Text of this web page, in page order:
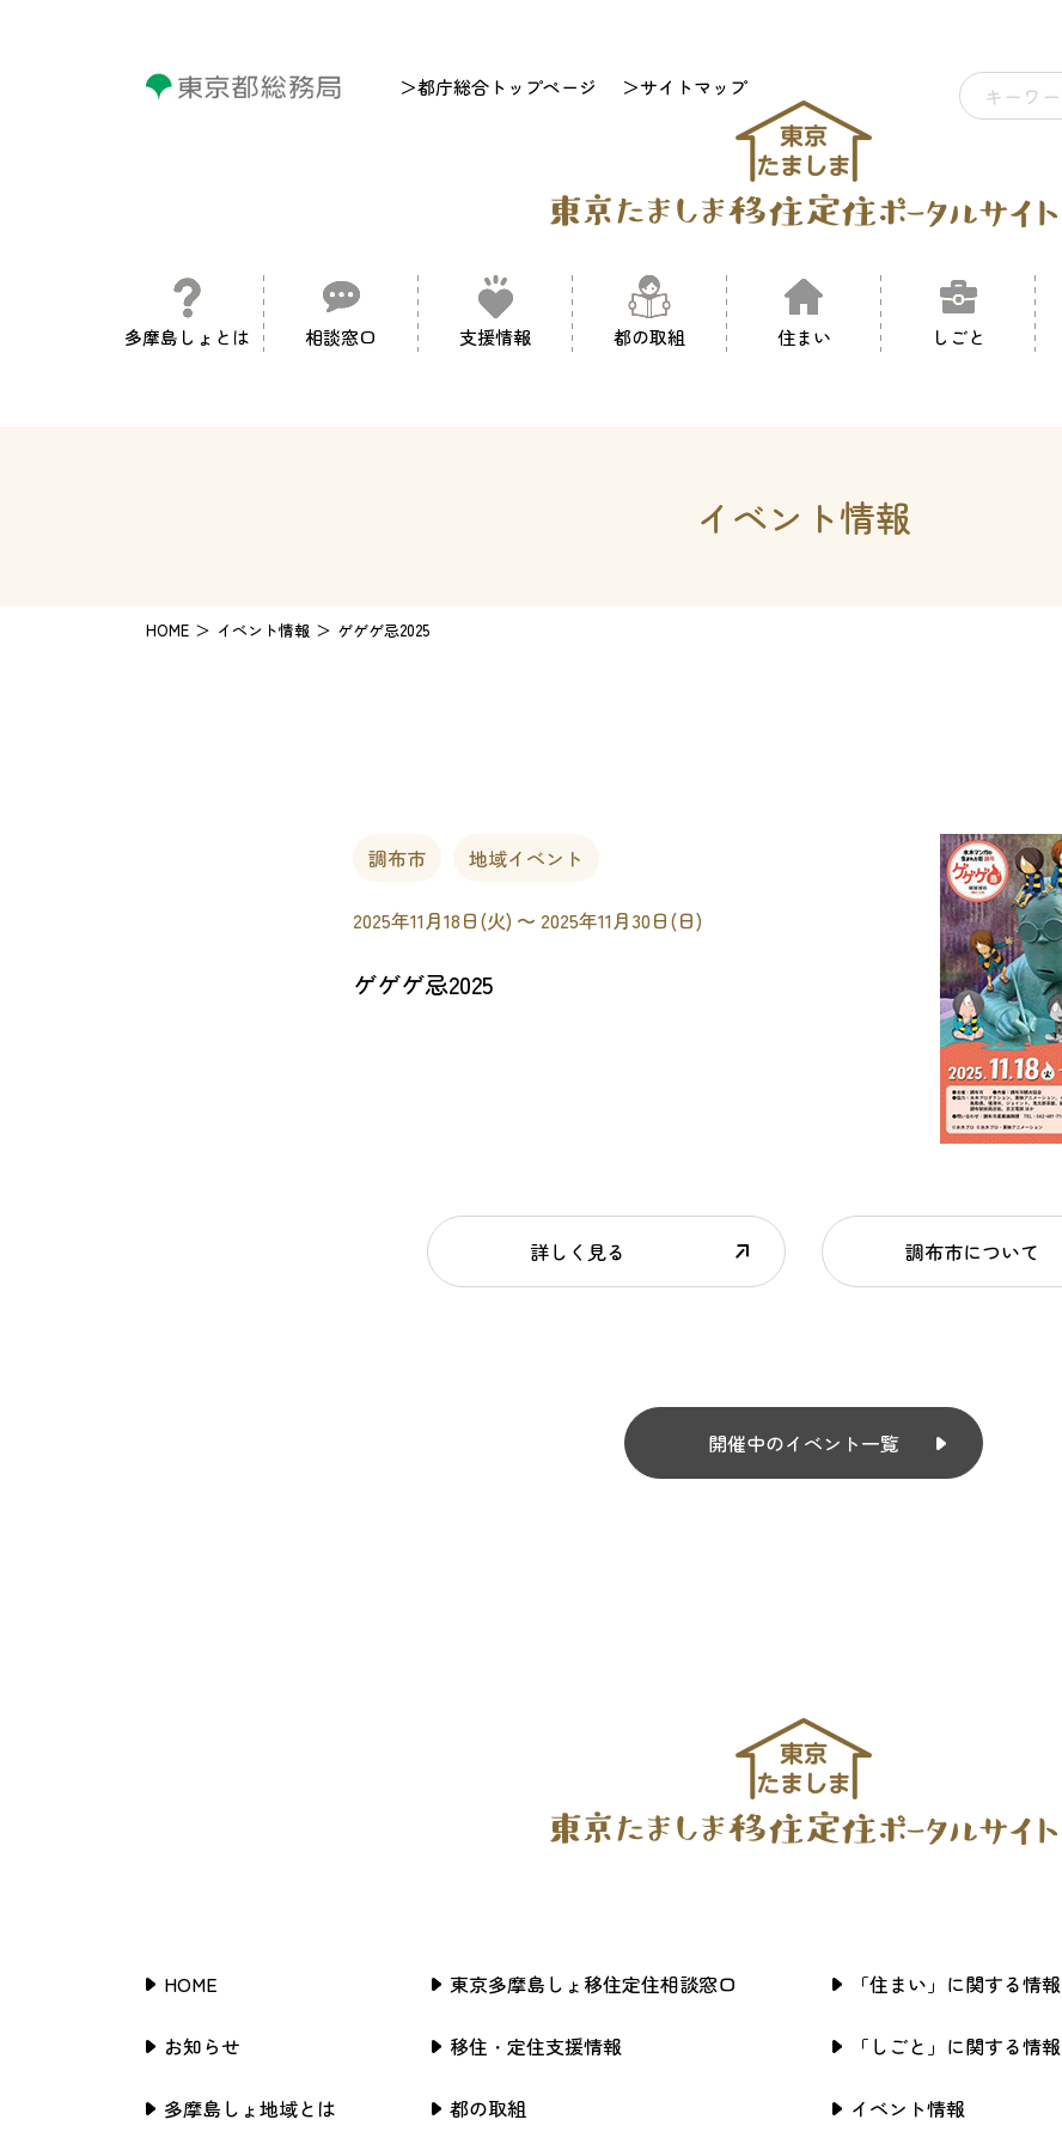
＞都庁総合トップページ ＞サイトマップ
多摩島しょとは 相談窓口 支援情報 都の取組 住まい しごと
イベント情報
HOME イベント情報 ゲゲゲ忌2025
調布市 地域イベント
2025年11月18日(火) 〜 2025年11月30日(日)
ゲゲゲ忌2025
詳しく見る 調布市について
開催中のイベント一覧
HOME
お知らせ
多摩島しょ地域とは
東京多摩島しょ移住定住相談窓口
移住・定住支援情報
都の取組
「住まい」に関する情報
「しごと」に関する情報
イベント情報